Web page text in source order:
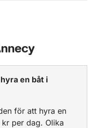
en båt i
för att hyra en
per dag. Olika